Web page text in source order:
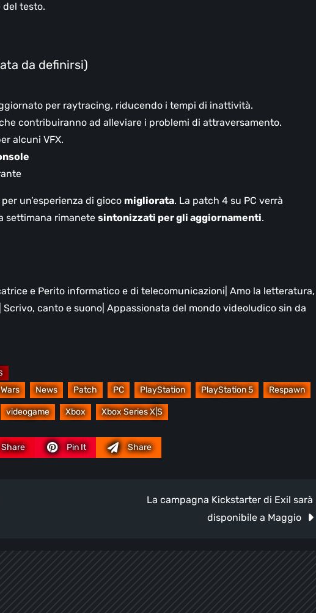
del testo.
da definirsi)
per raytracing, riducendo i tempi di inattività.
contribuiranno ad alleviare i problemi di attraversamento.
alcuni VFX.
un’esperienza di gioco migliorata. La patch 4 su PC verrà
settimana rimanete sintonizzati per gli aggiornamenti.
e Perito informatico e di telecomunicazioni| Amo la
Scrivo, canto e suono| Appassionata del mondo videoludico sin da
News Patch PC PlayStation PlayStation 5 Respawn
videogame Xbox Xbox Series X|S
Share Pin It Share
La campagna Kickstarter di Exil sarà
disponibile a Maggio